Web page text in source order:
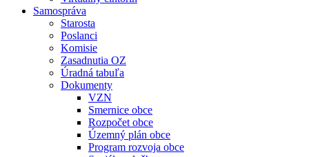
Samospráva
Starosta
Poslanci
Komisie
Zasadnutia OZ
Úradná tabuľa
Dokumenty
VZN
Smernice obce
Rozpočet obce
Územný plán obce
Program rozvoja obce